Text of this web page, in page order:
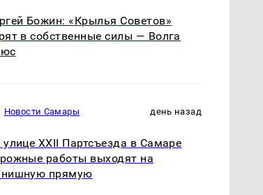
Божин: «Крылья Советов»
в собственные силы — Волга
Новости Самары день назад
улице XXII Партсъезда в Самаре
работы выходят на
прямую